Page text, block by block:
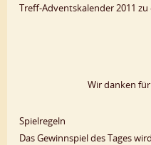
Treff-Adventskalender 2011
Wir danken
Spielregeln
Das Gewinnspiel des Tages